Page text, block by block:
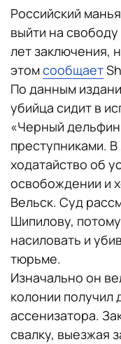
Российский
выйти на
лет заключения,
этомсообщает
По данным
убийца сидит в
«Черный
преступниками.
ходатайство об
освобождении и
Вельск. Суд
Шипилову,
насиловать и
тюрьме.
Изначально он
колонии получил
ассенизатора.
свалку, выезжая